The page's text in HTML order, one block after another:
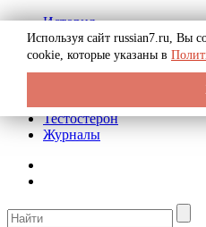
История
Биография
Криминал
Реклама на сайте
Тестостерон
Журналы
Используя сайт russian7.ru, Вы
cookie, которые указаны в